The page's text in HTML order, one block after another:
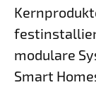
modulare
Smart